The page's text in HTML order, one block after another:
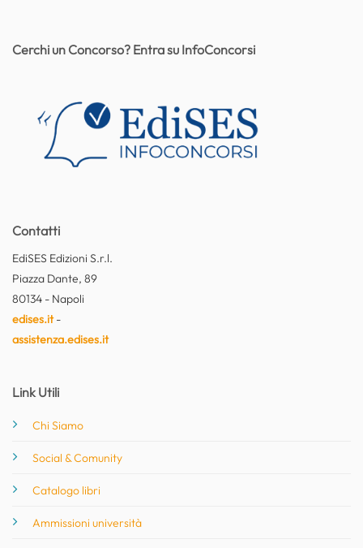
Contatti
EdiSES Edizioni S.r.l.
Piazza Dante, 89
80134 - Napoli
edises.it-
assistenza.edises.it
Link Utili
Chi Siamo
Social & Comunity
Catalogo libri
Ammissioni università
Cerchi un Concorso? Entra su InfoConcorsi